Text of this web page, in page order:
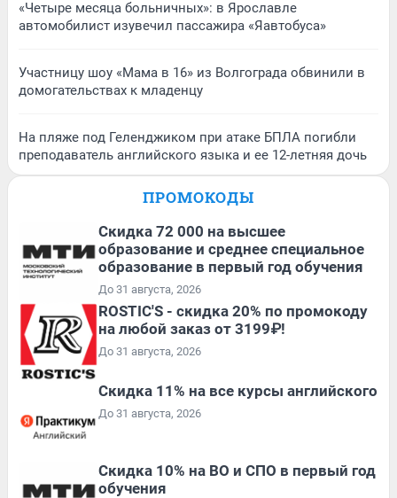
«Четыре месяца больничных»: в Ярославле
автомобилист изувечил пассажира «Яавтобуса»
Участницу шоу «Мама в 16» из Волгограда обвинили в
домогательствах к младенцу
На пляже под Геленджиком при атаке БПЛА погибли
преподаватель английского языка и ее 12-летняя дочь
ПРОМОКОДЫ
Скидка 72 000 на высшее
образование и среднее специальное
образование в первый год обучения
До 31 августа, 2026
ROSTIC'S - скидка 20% по промокоду
на любой заказ от 3199₽!
До 31 августа, 2026
Скидка 11% на все курсы английского
До 31 августа, 2026
Скидка 10% на ВО и СПО в первый год
обучения